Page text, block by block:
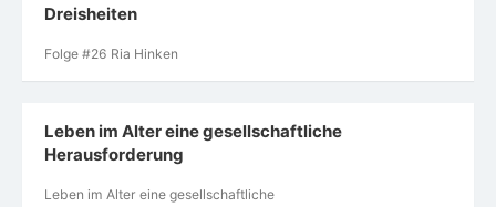
Dreisheiten
Folge #26 Ria Hinken
Leben im Alter eine gesellschaftliche
Herausforderung
Leben im Alter eine gesellschaftliche